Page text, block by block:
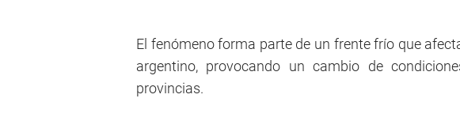
El fenómeno forma parte de un frente frío que
argentino, provocando un cambio de
provincias.